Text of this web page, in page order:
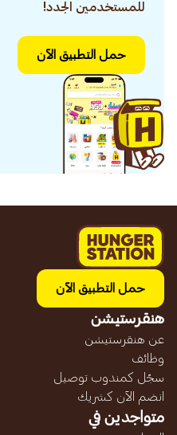
للمستخدمين الجدد!
حمل التطبيق الآن
حمل التطبيق الآن
هنقرستيشن
عن هنقرستيشن
وظائف
سجّل كمندوب توصيل
انضم الآن كشريك
متواجدين في